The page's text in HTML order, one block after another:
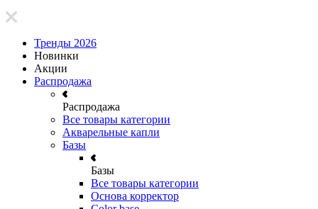
Тренды 2026
Новинки
Акции
Распродажа
Распродажа
Все товары категории
Акварельные капли
Базы
Базы
Все товары категории
Основа корректор